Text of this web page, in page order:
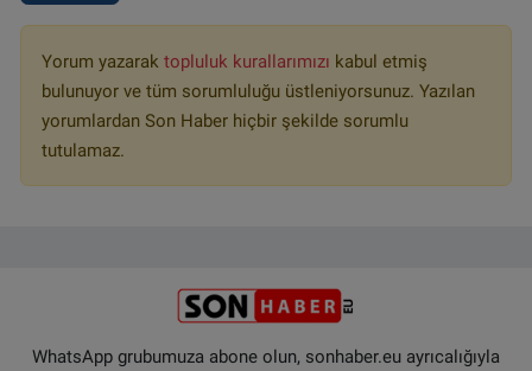
Yorum yazarak topluluk kurallarımızı kabul etmiş
bulunuyor ve tüm sorumluluğu üstleniyorsunuz. Yazılan
yorumlardan Son Haber hiçbir şekilde sorumlu
tutulamaz.
WhatsApp grubumuza abone olun, sonhaber.eu ayrıcalığıyla